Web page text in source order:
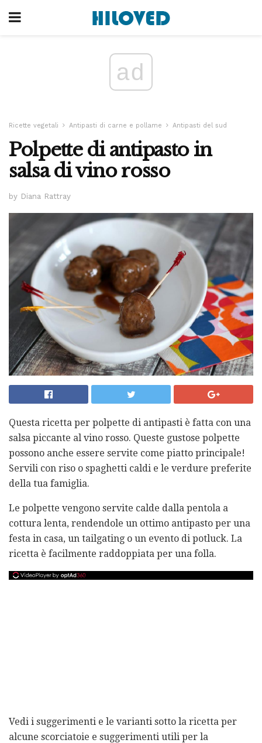
ad
Ricette vegetali Antipasti di carne e pollame Antipasti del sud
Polpette di antipasto in
salsa di vino rosso
by Diana Rattray
Questa ricetta per polpette di antipasti è fatta con una
salsa piccante al vino rosso. Queste gustose polpette
possono anche essere servite come piatto principale!
Servili con riso o spaghetti caldi e le verdure preferite
della tua famiglia.
Le polpette vengono servite calde dalla pentola a
cottura lenta, rendendole un ottimo antipasto per una
festa in casa, un tailgating o un evento di potluck. La
ricetta è facilmente raddoppiata per una folla.
Vedi i suggerimenti e le varianti sotto la ricetta per
alcune scorciatoie e suggerimenti utili per la